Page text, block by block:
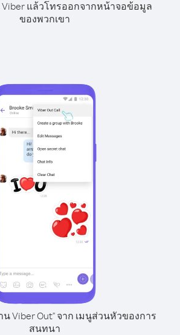
Viber แล้วโทรออกจากหน้าจอข้อมูล
ของพวกเขา
น Viber Out" จาก เมนูส่วนหัวของการ
สนทนา